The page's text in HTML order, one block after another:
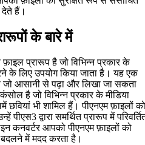
हैं।
के बारे में
फ़ाइल प्रारूप है जो विभिन्न प्रकार के
के लिए उपयोग किया जाता है। यह एक
जो आसानी से पढ़ा और लिखा जा सकता
है जो विभिन्न प्रकार के मीडिया
छवियां भी शामिल हैं। पीएनएम फ़ाइलों को
द्वारा समर्थित प्रारूप में
कनवर्टर आपको पीएनएम फ़ाइलों को
में मदद करता है।